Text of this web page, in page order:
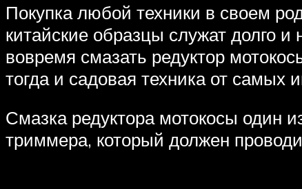
Покупка любой техники в своем
китайские образцы служат долго
вовремя смазать редуктор
тогда и садовая техника от самых
Смазка редуктора мотокосы один
триммера, который должен